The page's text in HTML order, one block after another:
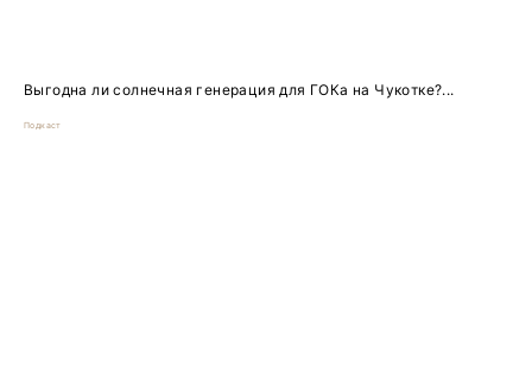
Выгодна ли солнечная генерация для ГОКа на Чукотке?...
Подкаст